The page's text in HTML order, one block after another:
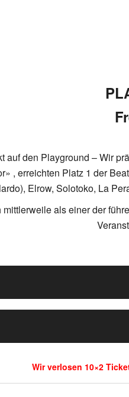
auf den Playground – Wir
, erreichten Platz 1 der
Elrow, Solotoko, La
als einer der
Wir verlosen 10×2